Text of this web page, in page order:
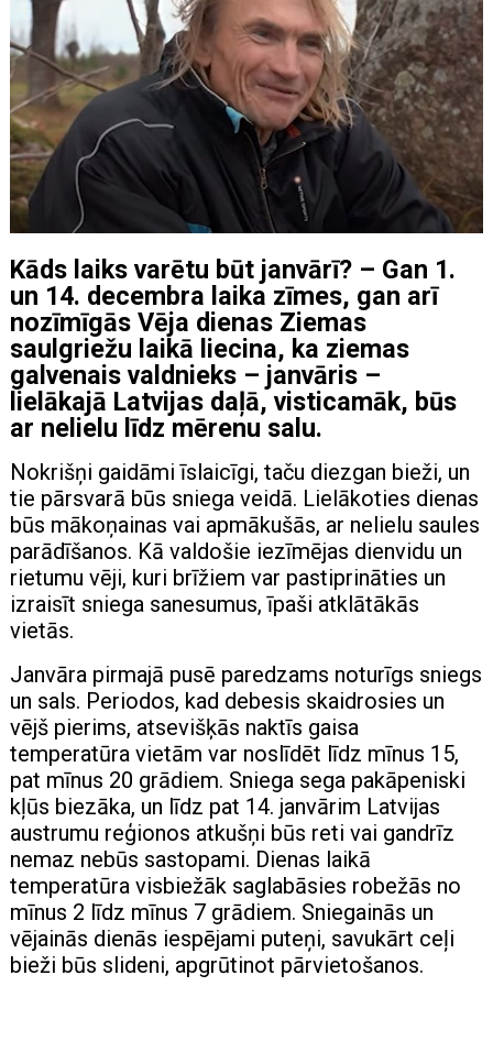
Kāds laiks varētu būt janvārī? – Gan 1.
un 14. decembra laika zīmes, gan arī
nozīmīgās Vēja dienas Ziemas
saulgriežu laikā liecina, ka ziemas
galvenais valdnieks – janvāris –
lielākajā Latvijas daļā, visticamāk, būs
ar nelielu līdz mērenu salu.
Nokrišņi gaidāmi īslaicīgi, taču diezgan bieži, un
tie pārsvarā būs sniega veidā. Lielākoties dienas
būs mākoņainas vai apmākušās, ar nelielu saules
parādīšanos. Kā valdošie iezīmējas dienvidu un
rietumu vēji, kuri brīžiem var pastiprināties un
izraisīt sniega sanesumus, īpaši atklātākās
vietās.
Janvāra pirmajā pusē paredzams noturīgs sniegs
un sals. Periodos, kad debesis skaidrosies un
vējš pierims, atsevišķās naktīs gaisa
temperatūra vietām var noslīdēt līdz mīnus 15,
pat mīnus 20 grādiem. Sniega sega pakāpeniski
kļūs biezāka, un līdz pat 14. janvārim Latvijas
austrumu reģionos atkušņi būs reti vai gandrīz
nemaz nebūs sastopami. Dienas laikā
temperatūra visbiežāk saglabāsies robežās no
mīnus 2 līdz mīnus 7 grādiem. Sniegainās un
vējainās dienās iespējami puteņi, savukārt ceļi
bieži būs slideni, apgrūtinot pārvietošanos.